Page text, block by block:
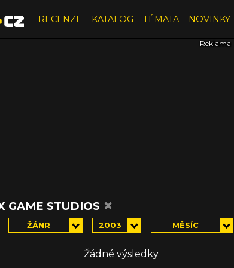
RECENZE KATALOG TÉMATA NOVINKY
GAME STUDIOS ×
ŽÁNR 2003 MĚSÍC
Žádné výsledky